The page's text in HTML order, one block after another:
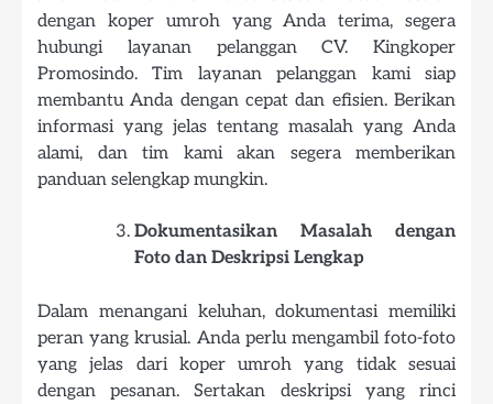
dengan koper umroh yang Anda terima, segera
hubungi layanan pelanggan CV. Kingkoper
Promosindo. Tim layanan pelanggan kami siap
membantu Anda dengan cepat dan efisien. Berikan
informasi yang jelas tentang masalah yang Anda
alami, dan tim kami akan segera memberikan
panduan selengkap mungkin.
Dokumentasikan Masalah dengan
Foto dan Deskripsi Lengkap
Dalam menangani keluhan, dokumentasi memiliki
peran yang krusial. Anda perlu mengambil foto-foto
yang jelas dari koper umroh yang tidak sesuai
dengan pesanan. Sertakan deskripsi yang rinci